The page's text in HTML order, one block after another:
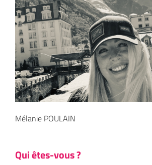
Mélanie POULAIN
Qui êtes-vous ?